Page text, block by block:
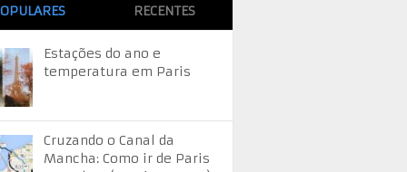
RECENTES
Estações do ano e
temperatura em Paris
Cruzando o Canal da
Mancha: Como ir de Paris